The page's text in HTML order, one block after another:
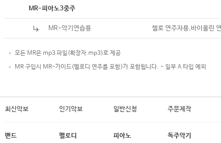
MR-피아노3중주
MR-악기연습용 첼로 연주자용,바이올린
모든 MR은 mp3 파일(확장자.mp3)로 제공
MR 구입시 MR-가이드(멜로디 연주를 포함)가 포함됩니다. - 일부 A 타입 예외
최신악보 인기악보 일반신청 주문제작
밴드
멜로디
피아노
독주악기